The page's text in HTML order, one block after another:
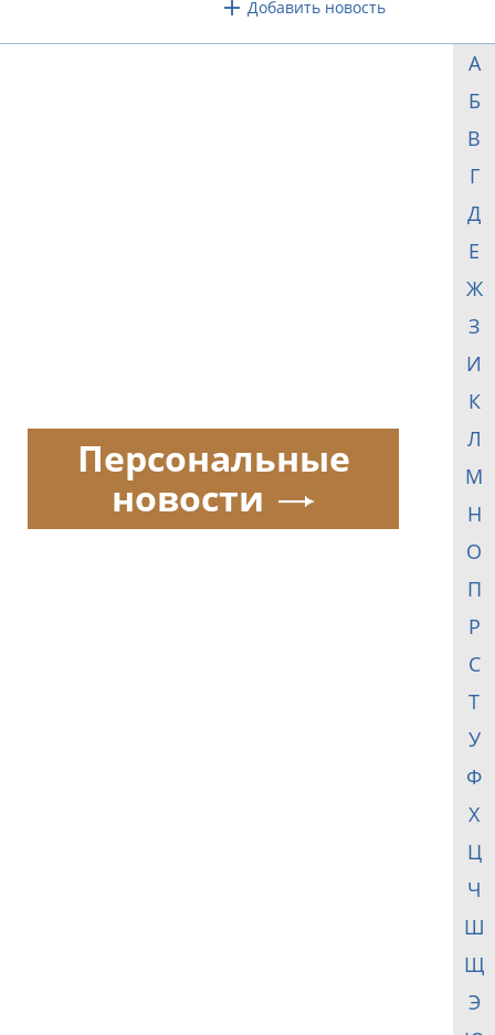
Добавить новость
А
Б
В
Г
Д
Е
Ж
З
И
К
Л
М
Н
О
П
Р
С
Т
У
Ф
Х
Ц
Ч
Ш
Щ
Э
Персональные
новости